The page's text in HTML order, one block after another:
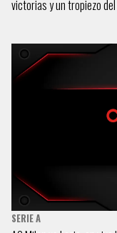
victorias y un tropiezo
SERIE A